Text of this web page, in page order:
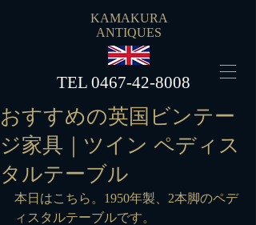
KAMAKURA
ANTIQUES
​TEL 0467-42-8008
おすすめの英国ビンテー
ジ家具｜ツイン ペディス
タルテーブル
本日はこちら。1950年製、2本脚のペデ
ィスタルテーブルです。